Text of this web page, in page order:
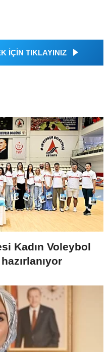
İÇİN TIKLAYINIZ
Kadın Voleybol